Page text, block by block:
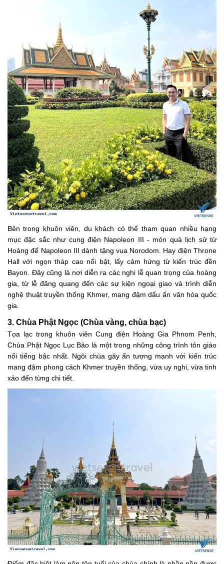
Bên trong khuôn viên, du khách có thể tham quan nhiều hạng
mục đặc sắc như cung điện Napoleon III - món quà lịch sử từ
Hoàng đế Napoleon III dành tặng vua Norodom. Hay điện Throne
Hall với ngọn tháp cao nổi bật, lấy cảm hứng từ kiến trúc đền
Bayon. Đây cũng là nơi diễn ra các nghi lễ quan trọng của hoàng
gia, từ lễ đăng quang đến các sự kiện ngoại giao và trình diễn
nghệ thuật truyền thống Khmer, mang đậm dấu ấn văn hóa quốc
gia.
3. Chùa Phật Ngọc (Chùa vàng, chùa bạc)
Tọa lạc trong khuôn viên Cung điện Hoàng Gia Phnom Penh,
Chùa Phật Ngọc Lục Bảo là một trong những công trình tôn giáo
nổi tiếng bậc nhất. Ngôi chùa gây ấn tượng mạnh với kiến trúc
mang đậm phong cách Khmer truyền thống, vừa uy nghi, vừa tinh
xảo đến từng chi tiết.